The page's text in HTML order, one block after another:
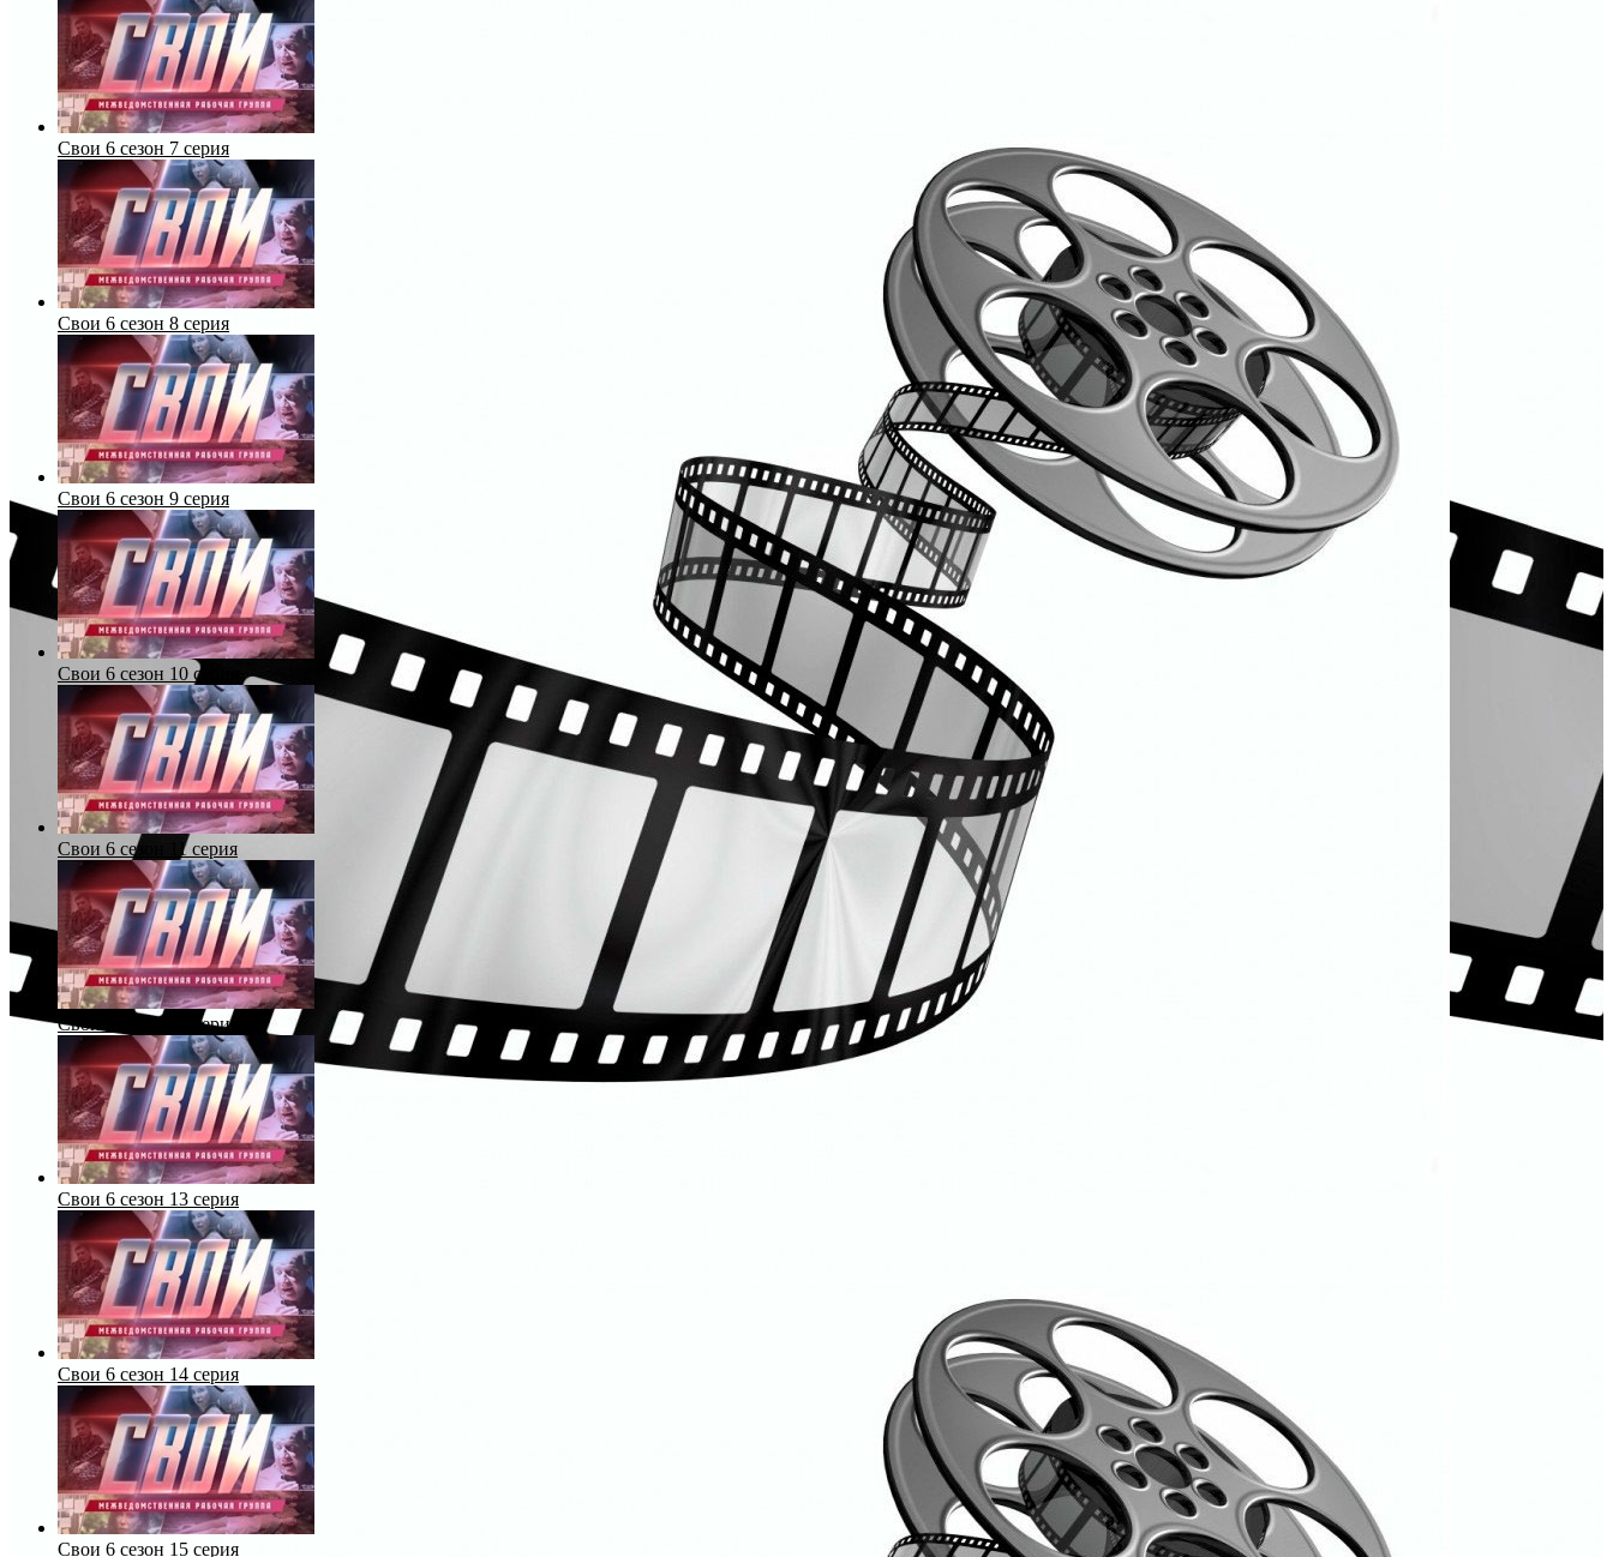
Свои 6 сезон 7 серия
Свои 6 сезон 8 серия
Свои 6 сезон 9 серия
Свои 6 сезон 10 серия
Свои 6 сезон 11 серия
Свои 6 сезон 12 серия
Свои 6 сезон 13 серия
Свои 6 сезон 14 серия
Свои 6 сезон 15 серия